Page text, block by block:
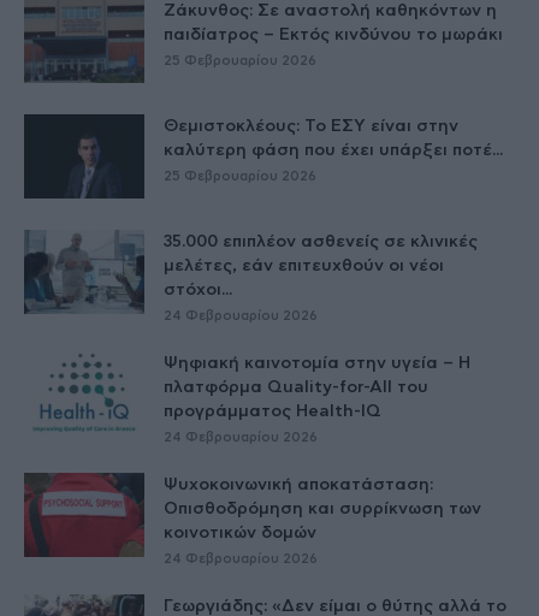
Ζάκυνθος: Σε αναστολή καθηκόντων η
παιδίατρος – Εκτός κινδύνου το μωράκι
25 Φεβρουαρίου 2026
Θεμιστοκλέους: Το ΕΣΥ είναι στην
καλύτερη φάση που έχει υπάρξει ποτέ...
25 Φεβρουαρίου 2026
35.000 επιπλέον ασθενείς σε κλινικές
μελέτες, εάν επιτευχθούν οι νέοι
στόχοι...
24 Φεβρουαρίου 2026
Ψηφιακή καινοτομία στην υγεία – H
πλατφόρμα Quality-for-All του
προγράμματος Health-IQ
24 Φεβρουαρίου 2026
Ψυχοκοινωνική αποκατάσταση:
Οπισθοδρόμηση και συρρίκνωση των
κοινοτικών δομών
24 Φεβρουαρίου 2026
Γεωργιάδης: «Δεν είμαι ο θύτης αλλά το